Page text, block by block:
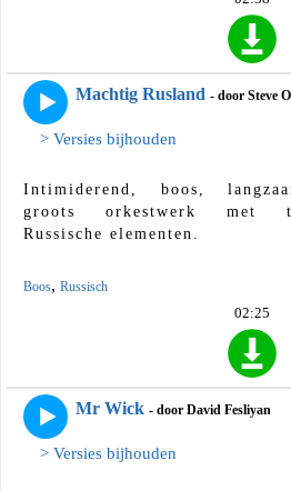
Machtig Rusland - door Steve
> Versies bijhouden
Intimiderend, boos,
groots orkestwerk met
Russische elementen.
Boos, Russisch
02:25
Mr Wick - door David Fesliyan
> Versies bijhouden